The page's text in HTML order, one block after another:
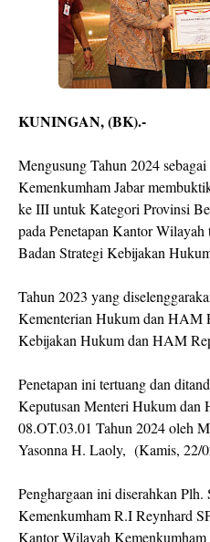
KUNINGAN, (BK).-
Mengusung Tahun 2024
Kemenkumham Jabar
ke III untuk Kategori Provinsi
pada Penetapan Kantor
Badan Strategi Kebijakan
Tahun 2023 yang
Kementerian Hukum dan HAM
Kebijakan Hukum dan HAM
Penetapan ini tertuang dan
Keputusan Menteri Hukum
08.OT.03.01 Tahun 2024 oleh
Yasonna H. Laoly, (Kamis, 22/
Penghargaan ini diserahkan Plh.
Kemenkumham R.I Reynhard
Kantor Wilayah